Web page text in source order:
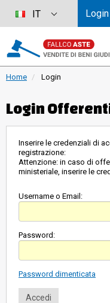
Home Login
Login
Inserire le credenziali di
registrazione:
Attenzione: in caso di
ministeriale, inserire le
Username o Email:
Password:
Password dimenticata
IT